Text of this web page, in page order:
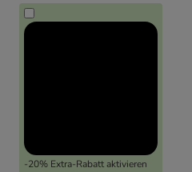
-20% Extra-Rabatt aktivieren